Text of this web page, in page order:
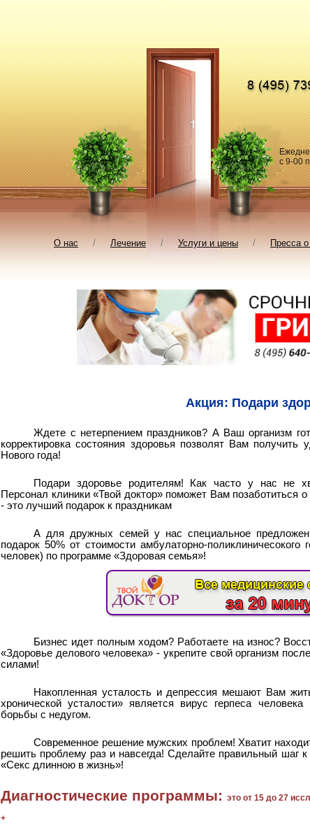
c 9-00
О нас / Лечение / Услуги и цены / Пресса
Акция: Подари
Ждете с нетерпением праздников? А Ваш организм
корректировка состояния здоровья позволят Вам получить
Нового года!
Подари здоровье родителям! Как часто у нас не
Персонал клиники «Твой доктор» поможет Вам позаботиться
- это лучший подарок к праздникам
А для дружных семей у нас специальное
подарок 50% от стоимости амбулаторно-
человек) по программе «Здоровая семья»!
Бизнес идет полным ходом? Работаете на износ?
«Здоровье делового человека» - укрепите свой организм
силами!
Накопленная усталость и депрессия мешают Вам
хронической усталости» является вирус герпеса
борьбы с недугом.
Современное решение мужских проблем! Хватит
решить проблему раз и навсегда! Сделайте правильный шаг
«Секс длинною в жизнь»!
Диагностические программы: это от 15 до 27
+